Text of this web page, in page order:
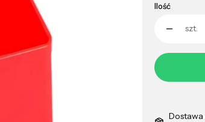
Ilość
szt.
Dostawa